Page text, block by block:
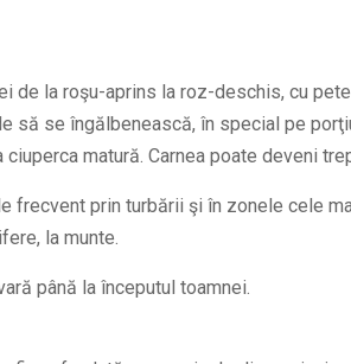
de la roşu-aprins la roz-deschis, cu
să se îngălbenească, în special pe
matură. Carnea poate deveni
frecvent prin turbării şi în zonele cele
la munte.
până la începutul toamnei.